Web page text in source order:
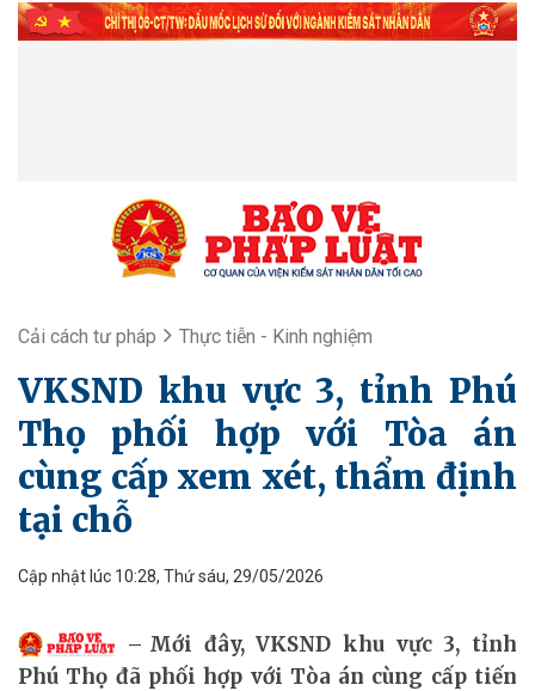
Cải cách tư pháp Thực tiễn - Kinh nghiệm
VKSND khu vực 3, tỉnh Phú
Thọ phối hợp với Tòa án
cùng cấp xem xét, thẩm định
tại chỗ
Cập nhật lúc 10:28, Thứ sáu, 29/05/2026
Mới đây, VKSND khu vực 3, tỉnh
Phú Thọ đã phối hợp với Tòa án cùng cấp tiến